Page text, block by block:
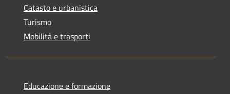
Catasto e urbanistica
Turismo
Mobilità e trasporti
Educazione e formazione